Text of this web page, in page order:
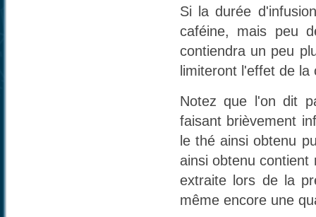
Si la durée
caféine, mais peu
contiendra un peu
limiteront l'effet de la
Notez que l'on dit
faisant brièvement
le thé ainsi obtenu
ainsi obtenu contient
extraite lors de la
même encore une